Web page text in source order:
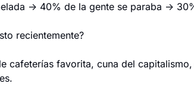
→ 40% de la gente se paraba →
recientemente?
cafeterías favorita, cuna del